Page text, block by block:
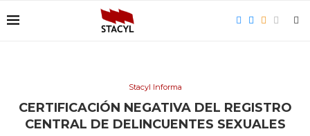
Stacyl Informa
CERTIFICACIÓN NEGATIVA DEL REGISTRO
CENTRAL DE DELINCUENTES SEXUALES